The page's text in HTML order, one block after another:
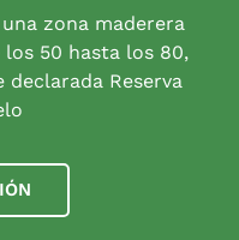
una zona maderera
los 50 hasta los 80,
declarada Reserva